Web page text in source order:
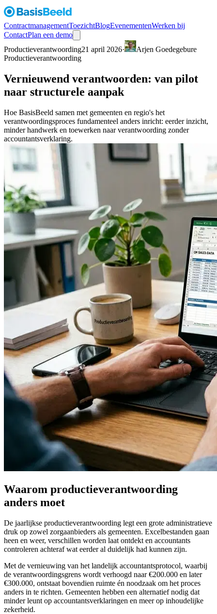
ContractmanagementToezichtBlogEvenementenWerken bij
ContactPlan een demo
Productieverantwoording21 april 2026·
Arjen Goedegebure
Productieverantwoording
Vernieuwend verantwoorden: van pilot
naar structurele aanpak
Hoe BasisBeeld samen met gemeenten en regio's het
verantwoordingsproces fundamenteel anders inricht: eerder inzicht,
minder handwerk en toewerken naar verantwoording zonder
accountantsverklaring.
Waarom productieverantwoording
anders moet
De jaarlijkse productieverantwoording legt een grote administratieve
druk op zowel zorgaanbieders als gemeenten. Excelbestanden gaan
heen en weer, verschillen worden laat ontdekt en accountants
controleren achteraf wat eerder al duidelijk had kunnen zijn.
Met de vernieuwing van het landelijk accountantsprotocol, waarbij
de verantwoordingsgrens wordt verhoogd naar €200.000 en later
€300.000, ontstaat bovendien ruimte én noodzaak om het proces
anders in te richten. Gemeenten hebben een alternatief nodig dat
minder leunt op accountantsverklaringen en meer op inhoudelijke
zekerheid.